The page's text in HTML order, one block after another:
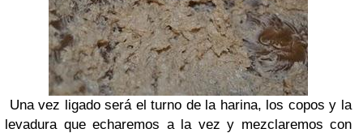
Una vez ligado será el turno de la harina, los copos y la
levadura que echaremos a la vez y mezclaremos con